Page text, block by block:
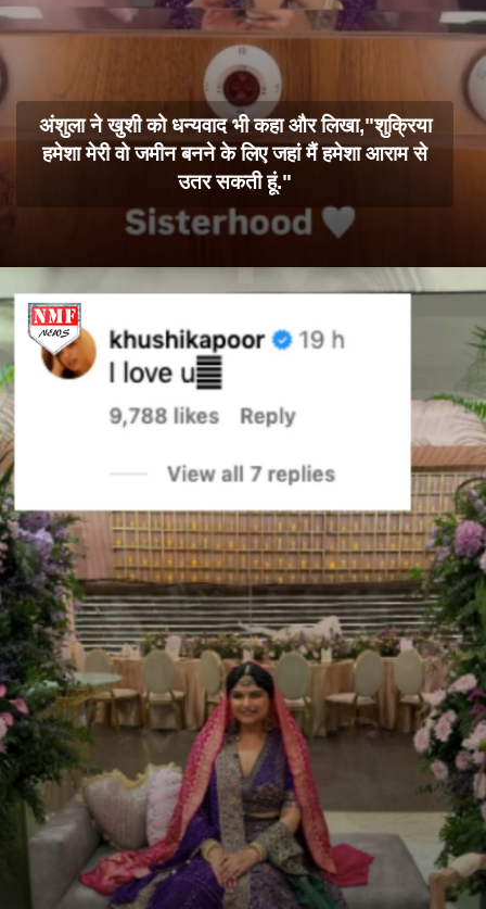
अंशुला ने खुशी को धन्यवाद भी कहा और लिखा,"शुक्रिया
हमेशा मेरी वो जमीन बनने के लिए जहां मैं हमेशा आराम से
उतर सकती हूं."